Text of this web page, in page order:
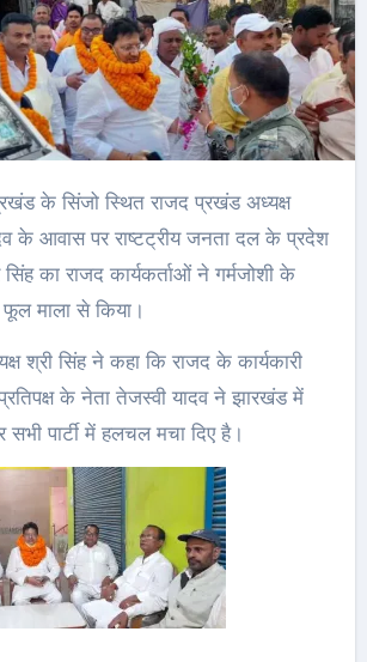
के आवास पर राष्टट्रीय जनता दल के प्रदेश
का राजद कार्यकर्ताओं ने गर्मजोशी के
माला से किया।
श्री सिंह ने कहा कि राजद के कार्यकारी
के नेता तेजस्वी यादव ने झारखंड में
पार्टी में हलचल मचा दिए है।